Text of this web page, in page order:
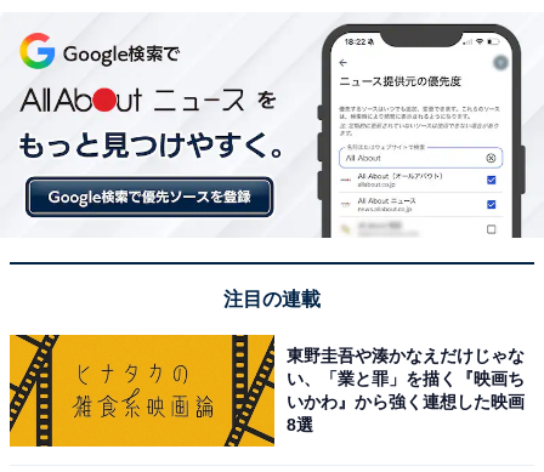
車が好きで、母と弁当を持って踏切に出かけ、１日中見
ていたことがあります。子どもからすると最高の一日で
すよね。そうやって、なんでも一緒に楽しむことを心が
次ページ 褒めるよりも心掛けていること
注目の連載
東野圭吾や湊かなえだけじゃな
い、「業と罪」を描く『映画ち
いかわ』から強く連想した映画
8選